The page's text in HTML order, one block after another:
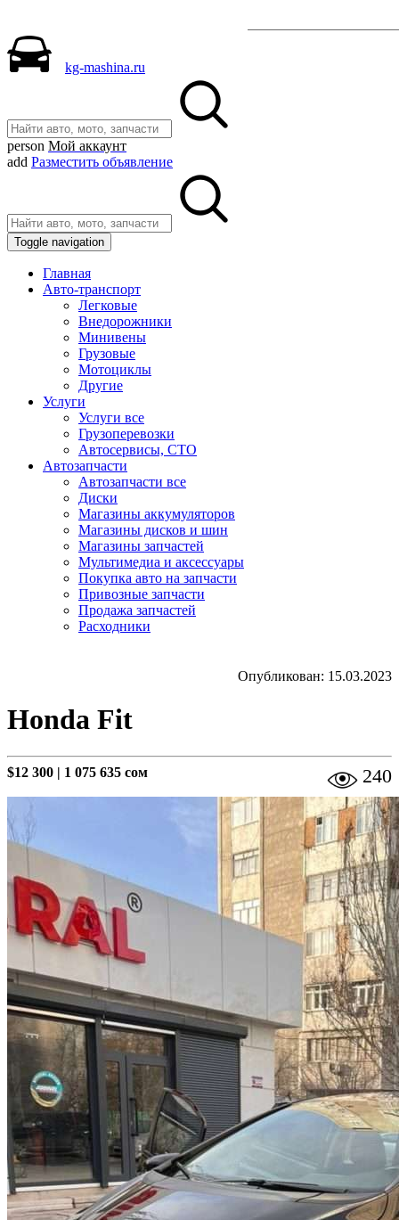
kg-mashina.ru
person Мой аккаунт
add Разместить объявление
Toggle navigation
Главная
Авто-транспорт
Легковые
Внедорожники
Минивены
Грузовые
Мотоциклы
Другие
Услуги
Услуги все
Грузоперевозки
Автосервисы, СТО
Автозапчасти
Автозапчасти все
Диски
Магазины аккумуляторов
Магазины дисков и шин
Магазины запчастей
Мультимедиа и аксессуары
Покупка авто на запчасти
Привозные запчасти
Продажа запчастей
Расходники
Опубликован: 15.03.2023
Honda Fit
$12 300 | 1 075 635 сом 240